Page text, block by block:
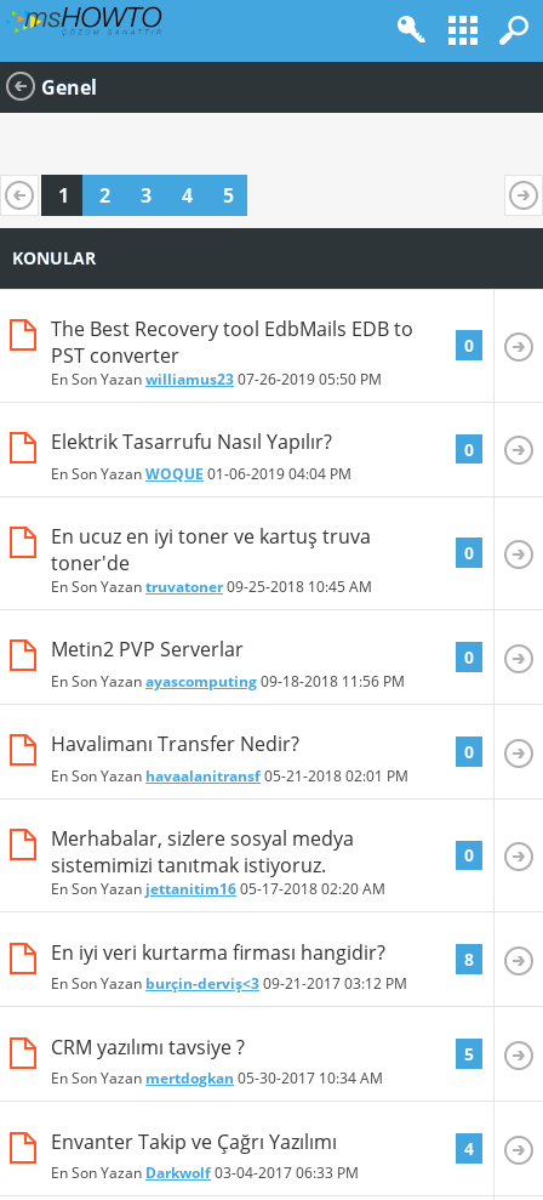
Genel
1 2 3 4 5
KONULAR
The Best Recovery tool EdbMails EDB to
PST converter
En Son Yazanwilliamus2307-26-201905:50 PM
0
Elektrik Tasarrufu Nasıl Yapılır?
En Son YazanWOQUE 01-06-201904:04 PM
0
En ucuz en iyi toner ve kartuş truva
toner'de
En Son Yazantruvatoner09-25-2018 10:45 AM
0
Metin2 PVP Serverlar
En Son Yazanayascomputing09-18-2018 11:56 PM
0
Havalimanı Transfer Nedir?
En Son Yazan havaalanitransf05-21-201802:01 PM
0
Merhabalar, sizlere sosyal medya
sistemimizi tanıtmak istiyoruz.
En Son Yazan jettanitim1605-17-201802:20 AM
0
En iyi veri kurtarma firması hangidir?
En Son Yazan burçin-derviş<309-21-201703:12 PM
8
CRM yazılımı tavsiye ?
En Son Yazan mertdogkan 05-30-2017 10:34 AM
5
Envanter Takip ve Çağrı Yazılımı
En Son Yazan Darkwolf03-04-201706:33 PM
4